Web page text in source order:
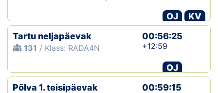
OJ
KV
Tartu neljapäevak
131 / Klass: RADA4N
00:56:25
+12:59
OJ
Põlva 1. teisipäevak
00:59:15